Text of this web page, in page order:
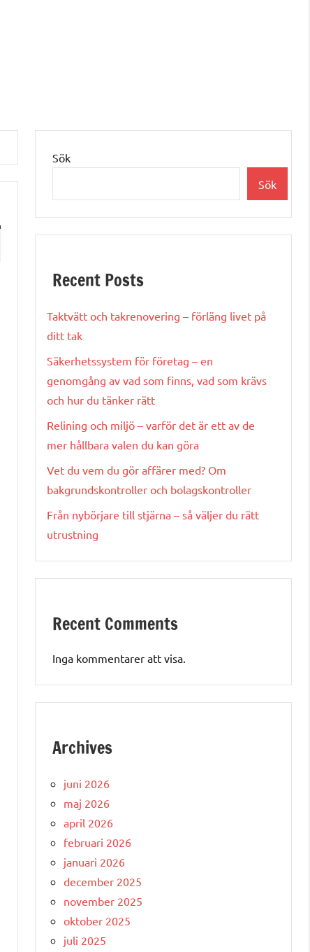
Sök
Sök
Recent Posts
Taktvätt och takrenovering – förläng livet på
ditt tak
Säkerhetssystem för företag – en
genomgång av vad som finns, vad som krävs
och hur du tänker rätt
Relining och miljö – varför det är ett av de
mer hållbara valen du kan göra
Vet du vem du gör affärer med? Om
bakgrundskontroller och bolagskontroller
Från nybörjare till stjärna – så väljer du rätt
utrustning
Recent Comments
Inga kommentarer att visa.
Archives
juni 2026
maj 2026
april 2026
februari 2026
januari 2026
december 2025
november 2025
oktober 2025
juli 2025